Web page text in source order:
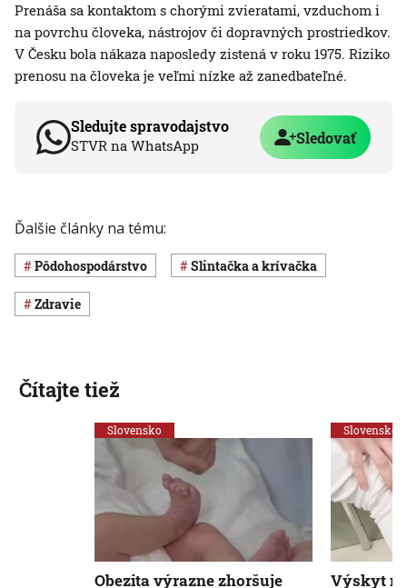
Prenáša sa kontaktom s chorými zvieratami, vzduchom i
na povrchu človeka, nástrojov či dopravných prostriedkov.
V Česku bola nákaza naposledy zistená v roku 1975. Riziko
prenosu na človeka je veľmi nízke až zanedbateľné.
Sledujte spravodajstvo
STVR na WhatsApp Sledovať
Ďalšie články na tému:
pôdohospodárstvo Slintačka a krívačka
Zdravie
Čítajte tiež
Slovensko
Obezita výrazne zhoršuje
Slovensko
Výskyt